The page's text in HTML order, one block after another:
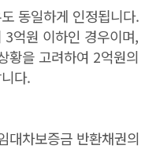
동일하게 인정됩니다.
억원 이하인 경우이며,
황을 고려하여 2억원의
다.
대차보증금 반환채권의